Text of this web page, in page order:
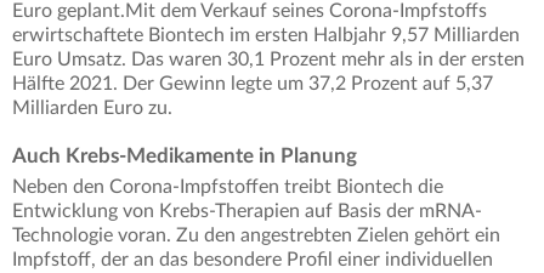
Euro geplant.Mit dem Verkauf seines Corona-Impfstoffs
erwirtschaftete Biontech im ersten Halbjahr 9,57 Milliarden
Euro Umsatz. Das waren 30,1 Prozent mehr als in der ersten
Hälfte 2021. Der Gewinn legte um 37,2 Prozent auf 5,37
Milliarden Euro zu.
Auch Krebs-Medikamente in Planung
Neben den Corona-Impfstoffen treibt Biontech die
Entwicklung von Krebs-Therapien auf Basis der mRNA-
Technologie voran. Zu den angestrebten Zielen gehört ein
Impfstoff, der an das besondere Profil einer individuellen